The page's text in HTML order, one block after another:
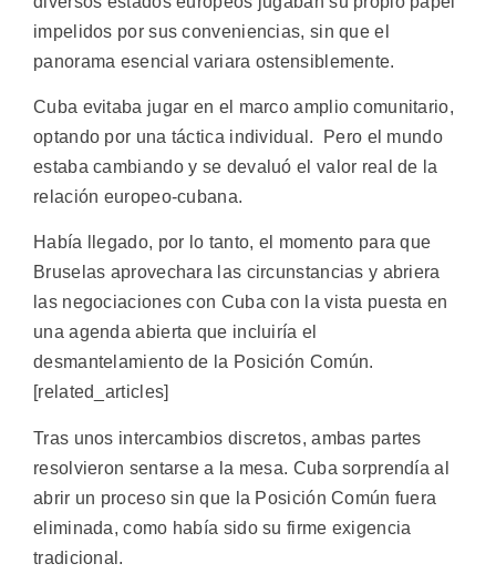
impelidos por sus conveniencias, sin que el
panorama esencial variara ostensiblemente.
Cuba evitaba jugar en el marco amplio comunitario,
optando por una táctica individual. Pero el mundo
estaba cambiando y se devaluó el valor real de la
relación europeo-cubana.
Había llegado, por lo tanto, el momento para que
Bruselas aprovechara las circunstancias y abriera
las negociaciones con Cuba con la vista puesta en
una agenda abierta que incluiría el
desmantelamiento de la Posición Común.
[related_articles]
Tras unos intercambios discretos, ambas partes
resolvieron sentarse a la mesa. Cuba sorprendía al
abrir un proceso sin que la Posición Común fuera
eliminada, como había sido su firme exigencia
tradicional.